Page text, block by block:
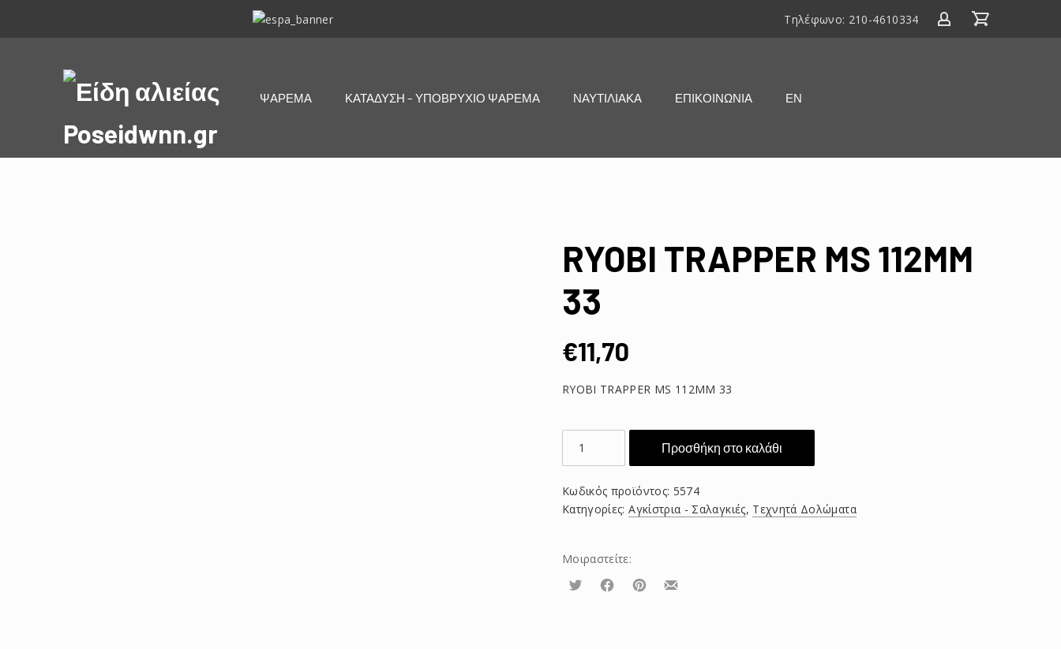
ΕΣΠΑ
Τηλέφωνο: 210-4610334
Είδη
αλιείας
ΨΑΡΕΜΑ ΚΑΤΑΔΥΣΗ – ΥΠΟΒΡΥΧΙΟ ΨΑΡΕΜΑ ΝΑΥΤΙΛΙΑΚΑ ΕΠΙΚΟΙΝΩΝΙΑ ΕΝ
RYOBI TRAPPER MS 112MM
33
€11,70
RYOBI TRAPPER MS 112MM 33
TRAPPER
112MM
33
Προσθήκη στο καλάθι
Κωδικός προϊόντος: 5574
Κατηγορίες:Αγκίστρια - Σαλαγκιές, Τεχνητά Δολώματα
Μοιραστείτε:
Τουίτα ΜοιραστείτεΜοιραστείτεΜοιραστείτε